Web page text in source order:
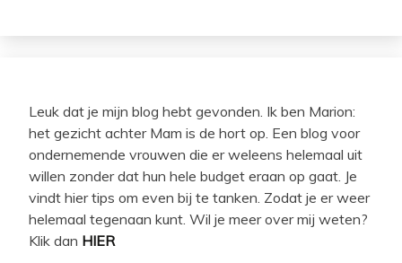
Leuk dat je mijn blog hebt gevonden. Ik ben Marion:
het gezicht achter Mam is de hort op. Een blog voor
ondernemende vrouwen die er weleens helemaal uit
willen zonder dat hun hele budget eraan op gaat. Je
vindt hier tips om even bij te tanken. Zodat je er weer
helemaal tegenaan kunt. Wil je meer over mij weten?
Klik dan HIER